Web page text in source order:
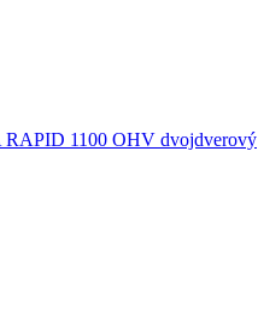
RAPID 1100 OHV dvojdverový